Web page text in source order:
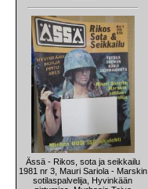
Ässä - Rikos, sota ja seikkailu
1981 nr 3, Mauri Sariola - Marskin
sotilaspalvelija, Hyvinkään